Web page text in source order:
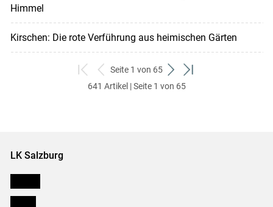
Himmel
Kirschen: Die rote Verführung aus heimischen Gärten
zum
ersten
zurück
zum
Seite 1 von 65
weiter
zum
zum
641 Artikel | Seite 1 von 65
LK Salzburg